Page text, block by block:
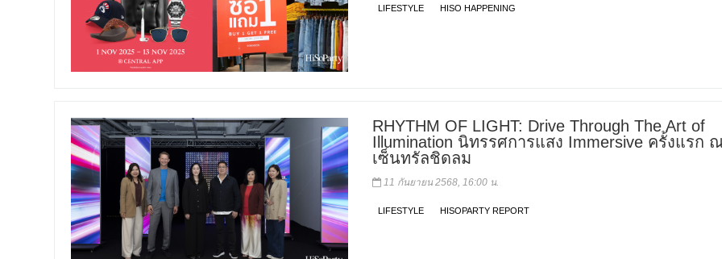
LIFESTYLE HISO HAPPENING
RHYTHM OF LIGHT: Drive Through The Art of
Illumination นิทรรศการแสง Immersive ครั้งแรก
เซ็นทรัลชิดลม
11 กันยายน 2568, 16:00 น.
LIFESTYLE HISOPARTY REPORT